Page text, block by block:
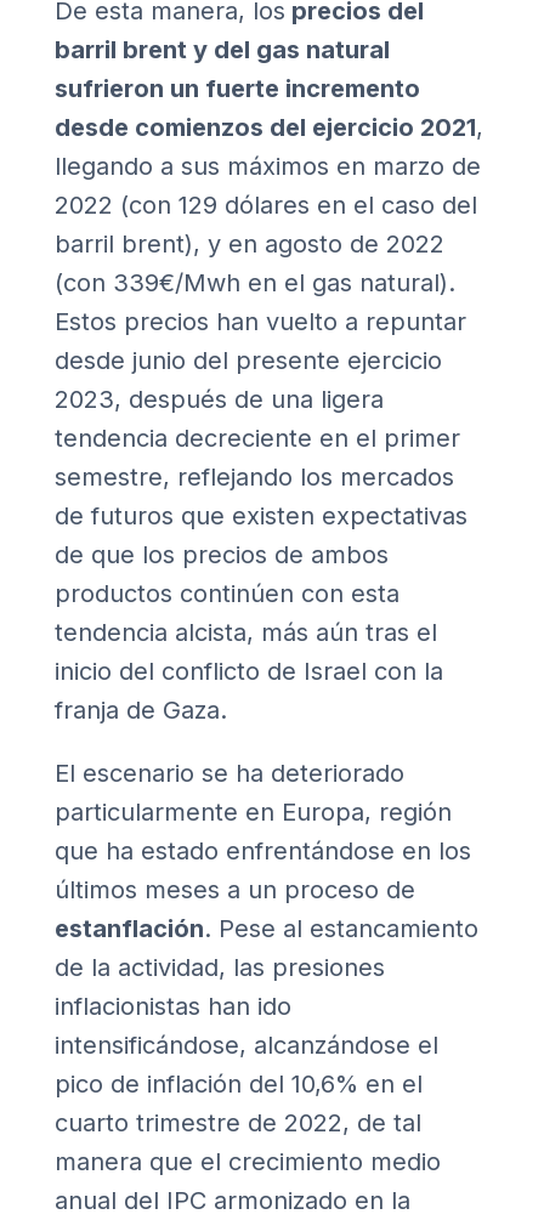
De esta manera, los precios del
barril brent y del gas natural
sufrieron un fuerte incremento
desde comienzos del ejercicio 2021,
llegando a sus máximos en marzo de
2022 (con 129 dólares en el caso del
barril brent), y en agosto de 2022
(con 339€/Mwh en el gas natural).
Estos precios han vuelto a repuntar
desde junio del presente ejercicio
2023, después de una ligera
tendencia decreciente en el primer
semestre, reflejando los mercados
de futuros que existen expectativas
de que los precios de ambos
productos continúen con esta
tendencia alcista, más aún tras el
inicio del conflicto de Israel con la
franja de Gaza.
El escenario se ha deteriorado
particularmente en Europa, región
que ha estado enfrentándose en los
últimos meses a un proceso de
estanflación. Pese al estancamiento
de la actividad, las presiones
inflacionistas han ido
intensificándose, alcanzándose el
pico de inflación del 10,6% en el
cuarto trimestre de 2022, de tal
manera que el crecimiento medio
anual del IPC armonizado en la